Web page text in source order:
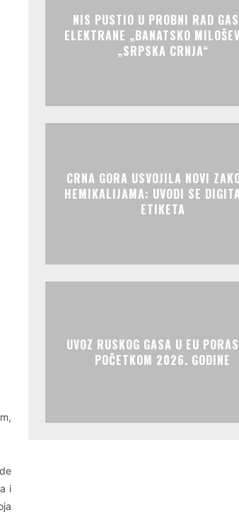
i
NIS PUSTIO U PROBNI RAD
ELEKTRANE „BANATSKO
„SRPSKA CRNJA“
CRNA GORA USVOJILA NOVI
HEMIKALIJAMA: UVODI SE
ETIKETA
UVOZ RUSKOG GASA U EU
POČETKOM 2026. GODINE